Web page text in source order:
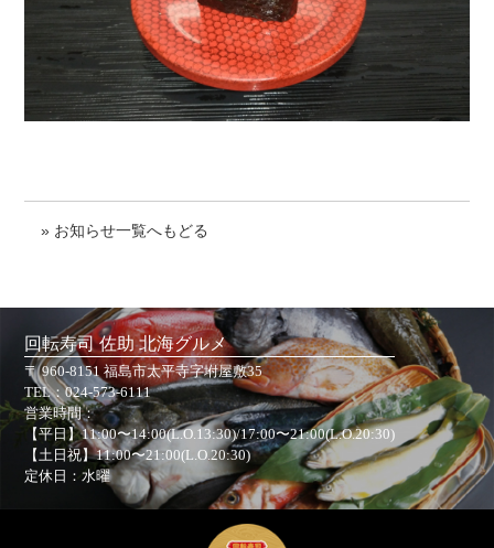
» お知らせ一覧へもどる
回転寿司 佐助 北海グルメ
〒 960-8151 福島市太平寺字坿屋敷35
TEL：024-573-6111
営業時間：
【平日】11:00〜14:00(L.O.13:30)/17:00〜21:00(L.O.20:30)
【土日祝】11:00〜21:00(L.O.20:30)
定休日：水曜